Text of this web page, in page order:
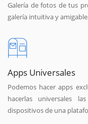
Galería de fotos de tus
galería intuitiva y
Apps Universales
Podemos hacer apps
hacerlas universales
dispositivos de una